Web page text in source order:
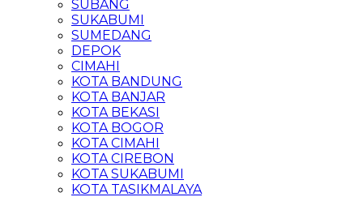
SUBANG
SUKABUMI
SUMEDANG
DEPOK
CIMAHI
KOTA BANDUNG
KOTA BANJAR
KOTA BEKASI
KOTA BOGOR
KOTA CIMAHI
KOTA CIREBON
KOTA SUKABUMI
KOTA TASIKMALAYA